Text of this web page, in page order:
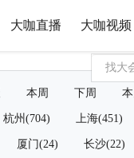
大咖直播 大咖视频
本周 下周
杭州(704) 上海(451)
厦门(24) 长沙(22)